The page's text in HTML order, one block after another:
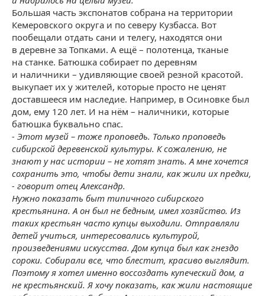
Большая часть экспонатов собрана на территории
Кемеровского округа и по северу Кузбасса. Вот
пообещали отдать сани и телегу, находятся они
в деревне за Топками. А ещё – полотенца, тканые
на станке. Батюшка собирает по деревням
и наличники – удивляющие своей резной красотой.
выкупает их у жителей, которые просто не ценят
доставшееся им наследие. Например, в Осиновке был
дом, ему 120 лет. И на нём – наличники, которые
батюшка буквально спас.
- Этот музей – тоже проповедь. Только проповедь
сибирской деревенской культуры. К сожалению, не
знают у нас истории – не хотят знать. А мне хочется
сохранить это, чтобы дети знали, как жили их предки,
- говорит отец Александр.
Нужно показать быт типичного сибирского
крестьянина. А он был не бедным, имел хозяйство. Из
таких крестьян часто купцы выходили. Отправляли
детей учиться, интересовались культурой,
произведениями искусства. Дом купца был как гнездо
сороки. Собирали все, что блестит, красиво выглядит.
Поэтому я хотел именно воссоздать купеческий дом, а
не крестьянский. Я хочу показать, как жили настоящие